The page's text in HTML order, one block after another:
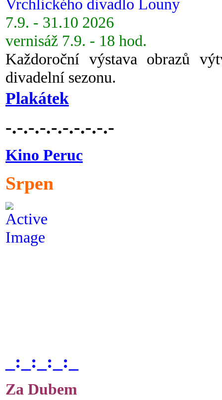
Vrchlického divadlo Louny
7.9. - 31.10 2026
vernisáž 7.9. - 18 hod.
Každoroční výstava obrazů
divadelní sezonu.
Plakátek
-.-.-.-.-.-.-.-.-.-
Kino Peruc
Srpen
_:_:_:_:_
Za Dubem